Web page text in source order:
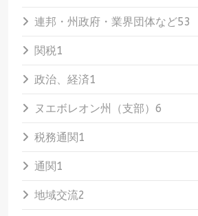
連邦・州政府・業界団体など53
関税1
政治、経済1
ヌエボレオン州（支部） 6
税務通関1
通関1
地域交流2